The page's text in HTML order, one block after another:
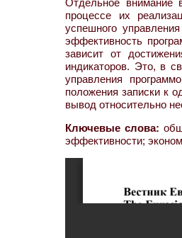
Отдельное внимание
процессе их
успешного
эффективность
зависит от
индикаторов. Это, в
управления
положения записки к
вывод относительно
Ключевые слова:
эффективности;